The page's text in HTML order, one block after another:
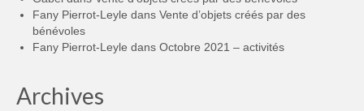
Fany Pierrot-Leyle dans Vente d’objets créés par des
bénévoles
Fany Pierrot-Leyle dans Octobre 2021 – activités
Archives